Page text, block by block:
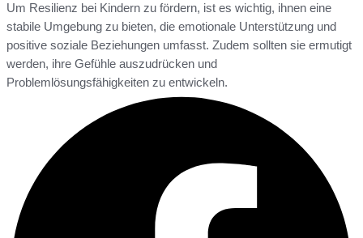
Um Resilienz bei Kindern zu fördern, ist es wichtig, ihnen eine
stabile Umgebung zu bieten, die emotionale Unterstützung und
positive soziale Beziehungen umfasst. Zudem sollten sie ermutigt
werden, ihre Gefühle auszudrücken und
Problemlösungsfähigkeiten zu entwickeln.